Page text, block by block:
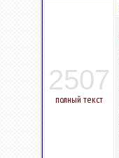
2507
полный текст